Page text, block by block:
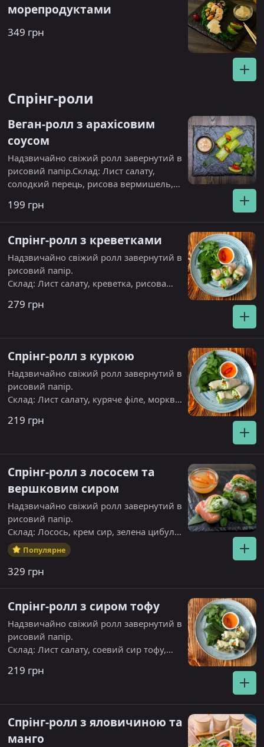
морепродуктами
349 грн
Спрінг-роли
Веган-ролл з арахісовим
соусом
Надзвичайно свіжий ролл завернутий в
рисовий папір.Склад: Лист салату,
солодкий перець, рисова вермишель,
вегетаріанців. Подається з арахісовим
соусом.
199 грн
Спрінг-ролл з креветками
Надзвичайно свіжий ролл завернутий в
рисовий папір.
Склад: Лист салату, креветка, рисова
279 грн
Спрінг-ролл з куркою
Надзвичайно свіжий ролл завернутий в
рисовий папір.
Склад: Лист салату, куряче філе, морква,
219 грн
Спрінг-ролл з лососем та
вершковим сиром
Надзвичайно свіжий ролл завернутий в
рисовий папір.
Склад: Лосось, крем сир, зелена цибуля,
лист салату.
Популярне
329 грн
Спрінг-ролл з сиром тофу
Надзвичайно свіжий ролл завернутий в
рисовий папір.
Склад: Лист салату, соевий сир тофу,
вермишель, кінза.
219 грн
Спрінг-ролл з яловичиною та
манго